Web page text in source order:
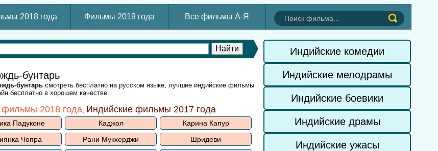
2018 года Фильмы 2019 года Все фильмы А-Я
бунтарь
бунтарь смотреть бесплатно на русском языке, лучшие индийские фильмы
бесплатно в хорошем качестве.
фильмы 2018 года, Индийские фильмы 2017 года
Падуконе Каджол
Карина Капур
Чопра Рани Мукхерджи
Шридеви
Индийские комедии
Индийские мелодрамы
Индийские боевики
Индийские драмы
Индийские ужасы